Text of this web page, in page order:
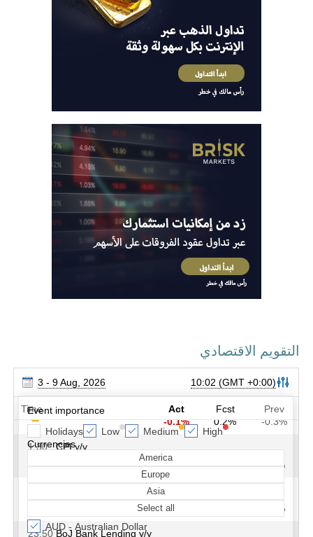
التقويم الاقتصادي